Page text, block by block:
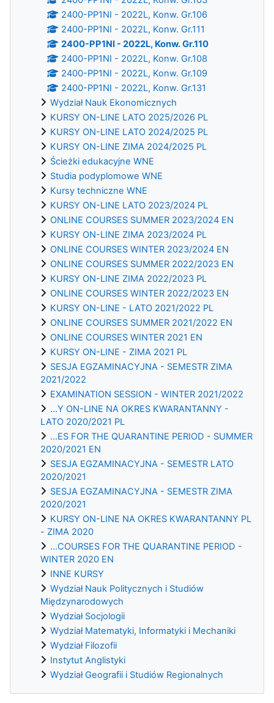
2400-PP1NI - 2022L, Konw. Gr.106
2400-PP1NI - 2022L, Konw. Gr.111
2400-PP1NI - 2022L, Konw. Gr.110
2400-PP1NI - 2022L, Konw. Gr.108
2400-PP1NI - 2022L, Konw. Gr.109
2400-PP1NI - 2022L, Konw. Gr.131
Wydział Nauk Ekonomicznych
KURSY ON-LINE LATO 2025/2026 PL
KURSY ON-LINE LATO 2024/2025 PL
KURSY ON-LINE ZIMA 2024/2025 PL
Ścieżki edukacyjne WNE
Studia podyplomowe WNE
Kursy techniczne WNE
KURSY ON-LINE LATO 2023/2024 PL
ONLINE COURSES SUMMER 2023/2024 EN
KURSY ON-LINE ZIMA 2023/2024 PL
ONLINE COURSES WINTER 2023/2024 EN
ONLINE COURSES SUMMER 2022/2023 EN
KURSY ON-LINE ZIMA 2022/2023 PL
ONLINE COURSES WINTER 2022/2023 EN
KURSY ON-LINE - LATO 2021/2022 PL
ONLINE COURSES SUMMER 2021/2022 EN
ONLINE COURSES WINTER 2021 EN
KURSY ON-LINE - ZIMA 2021 PL
SESJA EGZAMINACYJNA - SEMESTR ZIMA
2021/2022
EXAMINATION SESSION - WINTER 2021/2022
...Y ON-LINE NA OKRES KWARANTANNY -
LATO 2020/2021 PL
...ES FOR THE QUARANTINE PERIOD - SUMMER
2020/2021 EN
SESJA EGZAMINACYJNA - SEMESTR LATO
2020/2021
SESJA EGZAMINACYJNA - SEMESTR ZIMA
2020/2021
KURSY ON-LINE NA OKRES KWARANTANNY PL
- ZIMA 2020
...COURSES FOR THE QUARANTINE PERIOD -
WINTER 2020 EN
INNE KURSY
Wydział Nauk Politycznych i Studiów
Międzynarodowych
Wydział Socjologii
Wydział Matematyki, Informatyki i Mechaniki
Wydział Filozofii
Instytut Anglistyki
Wydział Geografii i Studiów Regionalnych